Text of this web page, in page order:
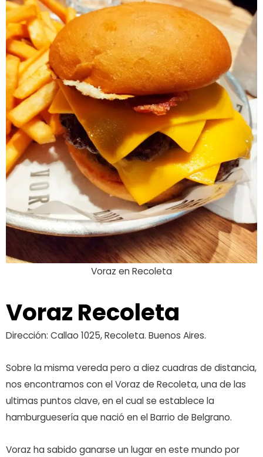
Voraz en Recoleta
Voraz Recoleta
Dirección: Callao 1025, Recoleta. Buenos Aires.
Sobre la misma vereda pero a diez cuadras de distancia,
nos encontramos con el Voraz de Recoleta, una de las
ultimas puntos clave, en el cual se establece la
hamburguesería que nació en el Barrio de Belgrano.
Voraz ha sabido ganarse un lugar en este mundo por